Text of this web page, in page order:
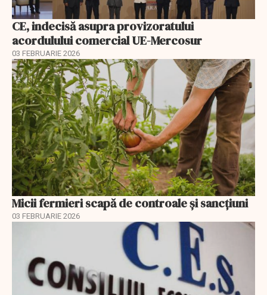
CE, indecisă asupra provizoratului
acordulului comercial UE-Mercosur
03 FEBRUARIE 2026
Micii fermieri scapă de controale și sancțiuni
03 FEBRUARIE 2026